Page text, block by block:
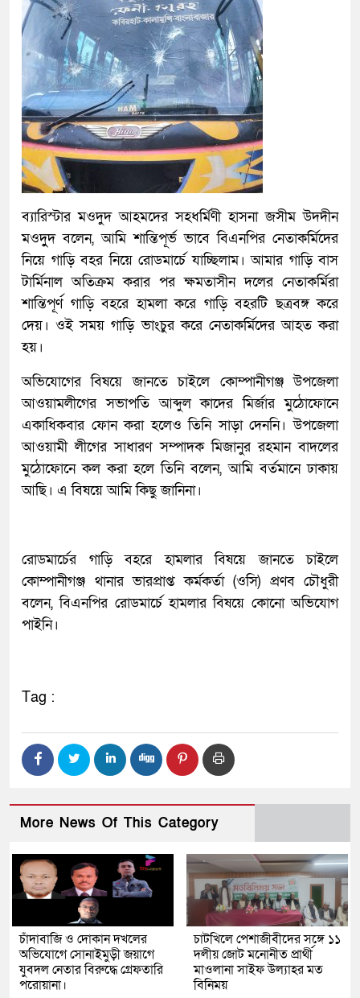
ব্যারিস্টার মওদুদ আহমদের সহধর্মিণী হাসনা জসীম উদদীন
মওদুুদ বলেন, আমি শান্তিপূর্ভ ভাবে বিএনপির নেতাকর্মিদের
নিয়ে গাড়ি বহর নিয়ে রোডমার্চে যাচ্ছিলাম। আমার গাড়ি বাস
টার্মিনাল অতিক্রম করার পর ক্ষমতাসীন দলের নেতাকর্মিরা
শান্তিপূর্ণ গাড়ি বহরে হামলা করে গাড়ি বহরটি ছত্রবঙ্গ করে
দেয়। ওই সময় গাড়ি ভাংচুর করে নেতাকর্মিদের আহত করা
হয়।
অভিযোগের বিষয়ে জানতে চাইলে কোম্পানীগঞ্জ উপজেলা
আওয়ামলীগের সভাপতি আব্দুল কাদের মির্জার মুঠোফোনে
একাধিকবার ফোন করা হলেও তিনি সাড়া দেননি। উপজেলা
আওয়ামী লীগের সাধারণ সম্পাদক মিজানুর রহমান বাদলের
মুঠোফোনে কল করা হলে তিনি বলেন, আমি বর্তমানে ঢাকায়
আছি। এ বিষয়ে আমি কিছু জানিনা।
রোডমার্চের গাড়ি বহরে হামলার বিষয়ে জানতে চাইলে
কোম্পানীগঞ্জ থানার ভারপ্রাপ্ত কর্মকর্তা (ওসি) প্রণব চৌধুরী
বলেন, বিএনপির রোডমার্চে হামলার বিষয়ে কোনো অভিযোগ
পাইনি।
Tag :
More News Of This Category
চাঁদাবাজি ও দোকান দখলের
অভিযোগে সোনাইমুড়ী জয়াগে
যুবদল নেতার বিরুদ্ধে গ্রেফতারি
পরোয়ানা।
চাটখিলে পেশাজীবীদের সঙ্গে ১১
দলীয় জোট মনোনীত প্রার্থী
মাওলানা সাইফ উল্যাহর মত
বিনিময়